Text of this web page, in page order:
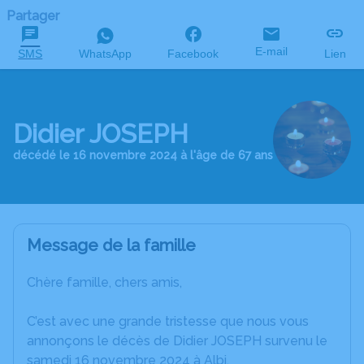
Partager
SMS WhatsApp Facebook E-mail Lien
Didier JOSEPH
décédé le 16 novembre 2024 à l'âge de 67 ans
Message de la famille
Chère famille, chers amis,
C’est avec une grande tristesse que nous vous
annonçons le décès de Didier JOSEPH survenu le
samedi 16 novembre 2024 à Albi.